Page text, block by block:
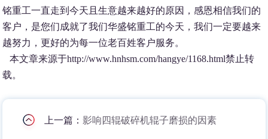
铭重工一直走到今天且生意越来越好的原因，感恩相信我们的
客户，是您们成就了我们华盛铭重工的今天，我们一定要越来
越努力，更好的为每一位老百姓客户服务。
本文章来源于http://www.hnhsm.com/hangye/1168.html禁止转
载。
上一篇：影响四辊破碎机辊子磨损的因素